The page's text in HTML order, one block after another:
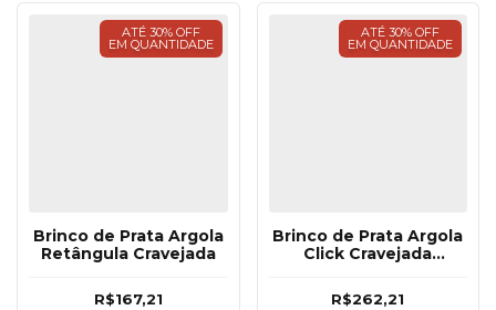
ATÉ 30% OFF
EM QUANTIDADE
Brinco de Prata Argola
Retângula Cravejada
R$167,21
ATÉ 30% OFF
EM QUANTIDADE
Brinco de Prata Argola
Click Cravejada
R$262,21